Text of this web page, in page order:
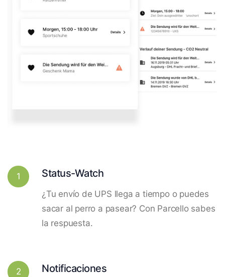
1 Status-Watch
¿Tu envío de UPS llega a tiempo o puedes
sacar al perro a pasear? Con Parcello sabes
la respuesta.
2 Notificaciones